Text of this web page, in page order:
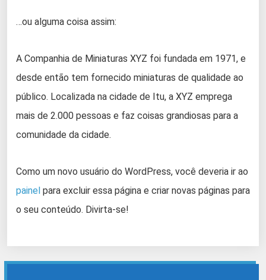
…ou alguma coisa assim:
A Companhia de Miniaturas XYZ foi fundada em 1971, e
desde então tem fornecido miniaturas de qualidade ao
público. Localizada na cidade de Itu, a XYZ emprega
mais de 2.000 pessoas e faz coisas grandiosas para a
comunidade da cidade.
Como um novo usuário do WordPress, você deveria ir ao
painel para excluir essa página e criar novas páginas para
o seu conteúdo. Divirta-se!